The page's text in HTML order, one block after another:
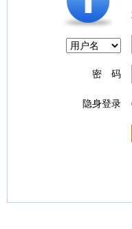
密 码
隐身登录